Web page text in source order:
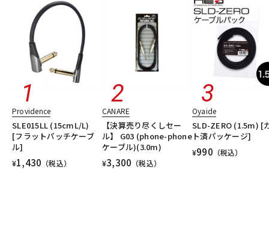
Providence
SLE015LL (15cmL/L)
[フラットパッチケーブ
ル]
¥1,430 （税込）
CANARE
【決算売り尽くしセー
ル】 G03 (phone-phone
ケーブル)(3.0m)
¥3,300 （税込）
Oyaide
SLD-ZERO (1.5m) [
ト済パッケージ]
¥990 （税込）